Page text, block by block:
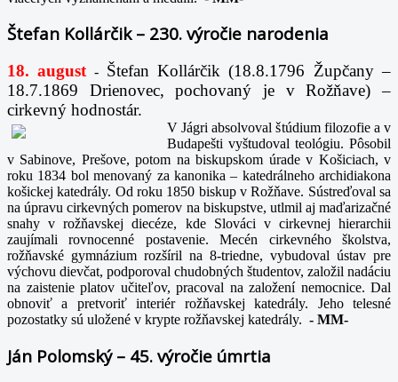
Štefan Kollárčik – 230. výročie narodenia
18. august -
Štefan Kollárčik (18.8.1796 Župčany –
18.7.1869 Drienovec, pochovaný je v Rožňave) –
cirkevný hodnostár.
V Jágri absolvoval štúdium filozofie a v
Budapešti vyštudoval teológiu. Pôsobil
v Sabinove, Prešove, potom na biskupskom úrade v Košiciach, v
roku 1834 bol menovaný za kanonika – katedrálneho archidiakona
košickej katedrály. Od roku 1850 biskup v Rožňave. Sústreďoval sa
na úpravu cirkevných pomerov na biskupstve, utlmil aj maďarizačné
snahy v rožňavskej diecéze, kde Slováci v cirkevnej hierarchii
zaujímali rovnocenné postavenie. Mecén cirkevného školstva,
rožňavské gymnázium rozšíril na 8-triedne, vybudoval ústav pre
výchovu dievčat, podporoval chudobných študentov, založil nadáciu
na zaistenie platov učiteľov, pracoval na založení nemocnice. Dal
obnoviť a pretvoriť interiér rožňavskej katedrály. Jeho telesné
pozostatky sú uložené v krypte rožňavskej katedrály. - MM-
Ján Polomský – 45. výročie úmrtia